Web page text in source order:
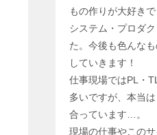
もの作りが大好き
システム・プロダ
た。今後も色んな
していきます！
仕事現場ではPL・
多いですが、本当
合っています…。
現場の仕事やこの